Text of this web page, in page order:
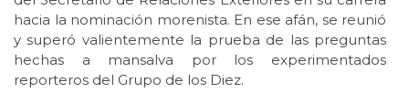
hacia la nominación morenista. En ese afán, se reunió
y superó valientemente la prueba de las preguntas
hechas a mansalva por los experimentados
reporteros del Grupo de los Diez.